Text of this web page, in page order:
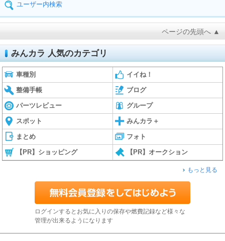
ユーザー内検索
ページの先頭へ ▲
みんカラ 人気のカテゴリ
車種別 イイね！
整備手帳 ブログ
パーツレビュー グループ
スポット みんカラ＋
まとめ フォト
【PR】ショッピング 【PR】オークション
もっと見る
ログインするとお気に入りの保存や燃費記録など様々な
管理が出来るようになります